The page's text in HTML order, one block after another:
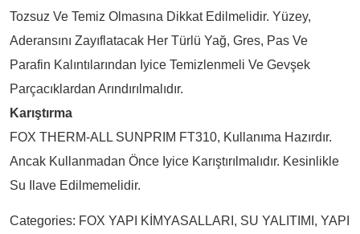
Tozsuz Ve Temiz Olmasına Dikkat Edilmelidir. Yüzey,
Aderansını Zayıflatacak Her Türlü Yağ, Gres, Pas Ve
Parafin Kalıntılarından Iyice Temizlenmeli Ve Gevşek
Parçacıklardan Arındırılmalıdır.
Karıştırma
FOX THERM-ALL SUNPRIM FT310, Kullanıma Hazırdır.
Ancak Kullanmadan Önce Iyice Karıştırılmalıdır. Kesinlikle
Su Ilave Edilmemelidir.
Categories: FOX YAPI KİMYASALLARI , SU YALITIMI , YAPI